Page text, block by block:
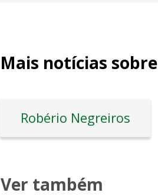
Mais notícias sobre
Robério Negreiros
Ver também